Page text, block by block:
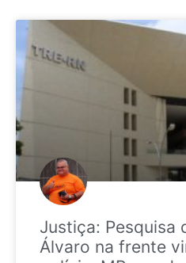
Justiça: Pesquisa
Álvaro na frente